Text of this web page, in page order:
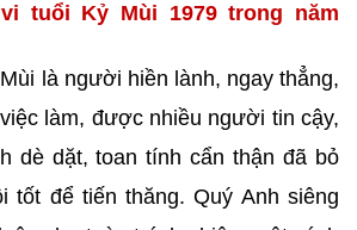
tuổi Kỷ Mùi 1979 trong năm
là người hiền lành, ngay thẳng,
làm, được nhiều người tin cậy,
dè dặt, toan tính cẩn thận đã bỏ
tốt để tiến thăng. Quý Anh siêng